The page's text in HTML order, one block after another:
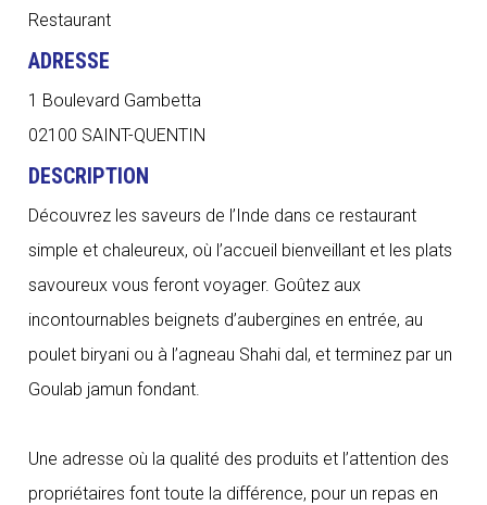
Restaurant
ADRESSE
1 Boulevard Gambetta
02100 SAINT-QUENTIN
DESCRIPTION
Découvrez les saveurs de l’Inde dans ce restaurant
simple et chaleureux, où l’accueil bienveillant et les plats
savoureux vous feront voyager. Goûtez aux
incontournables beignets d’aubergines en entrée, au
poulet biryani ou à l’agneau Shahi dal, et terminez par un
Goulab jamun fondant.
Une adresse où la qualité des produits et l’attention des
propriétaires font toute la différence, pour un repas en